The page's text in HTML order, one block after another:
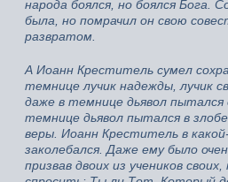
народа боялся, но боялся Бога.
была, но помрачил он свою
развратом.
А Иоанн Креститель сумел
темнице лучик надежды, лучик
даже в темнице дьявол
темнице дьявол пытался в
веры. Иоанн Креститель в
заколебался. Даже ему было
призвав двоих из учеников